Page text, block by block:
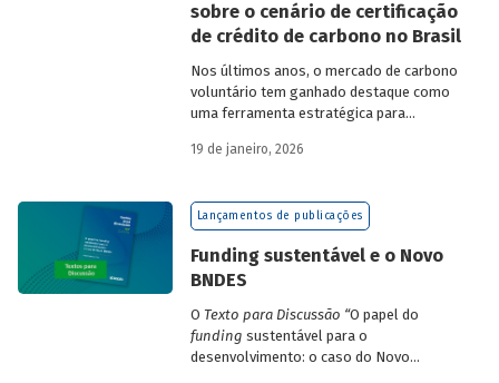
sobre o cenário de certificação
de crédito de carbono no Brasil
Nos últimos anos, o mercado de carbono
voluntário tem ganhado destaque como
uma ferramenta estratégica para
de carbono e demonstrar compromisso
19 de janeiro, 2026
Lançamentos de publicações
Funding sustentável e o Novo
BNDES
O Texto para Discussão “O papel do
funding sustentável para o
desenvolvimento: o caso do Novo